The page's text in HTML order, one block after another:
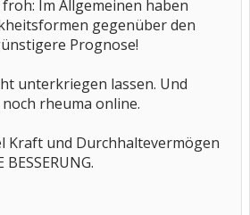
Im Allgemeinen haben
gegenüber den
Prognose!
unterkriegen lassen. Und
rheuma online.
Kraft und Durchhaltevermögen